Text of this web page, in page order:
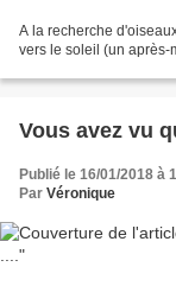
A la recherche
vers le soleil (un après-
Vous avez vu
Publié le 16/01/2018 à
Par Véronique